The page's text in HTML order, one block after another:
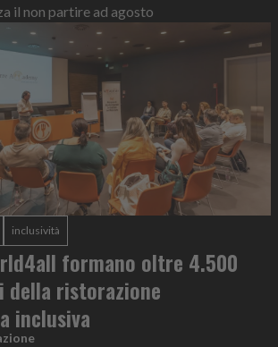
il non partire ad agosto
inclusività
formano oltre 4.500
ristorazione
inclusiva